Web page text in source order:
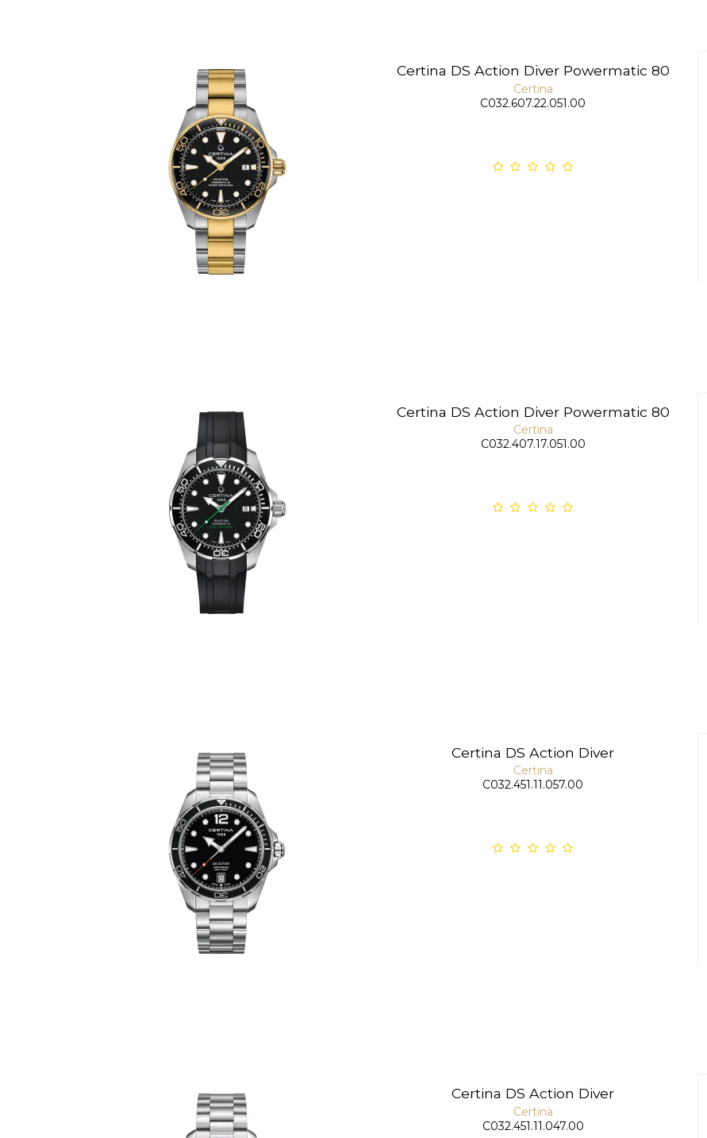
Certina DS Action Diver Powermatic 80
Certina
C032.607.22.051.00
Certina DS Action Diver Powermatic 80
Certina
C032.407.17.051.00
Certina DS Action Diver
Certina
C032.451.11.057.00
Certina DS Action Diver
Certina
C032.451.11.047.00